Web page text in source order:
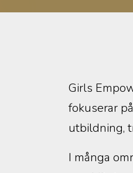
Girls
fokuserar
utbildning,
I många